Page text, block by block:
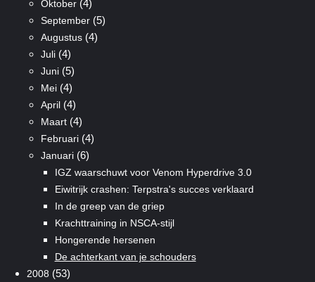
Oktober(4)
September(5)
Augustus(4)
Juli(4)
Juni(5)
Mei(4)
April(4)
Maart(4)
Februari(4)
Januari(6)
IGZ waarschuwt voor Venom Hyperdrive 3.0
Eiwitrijk crashen: Terpstra's succes verklaard
In de greep van de griep
Krachttraining in NSCA-stijl
Hongerende hersenen
De achterkant van je schouders
2008 (53)